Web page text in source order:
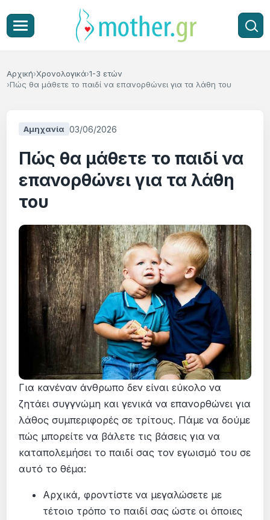
Αρχική Χρονολογικά 1-3 ετών
Πώς θα μάθετε το παιδί να επανορθώνει για τα λάθη του
Αμηχανία 03/06/2026
Πώς θα μάθετε το παιδί να
επανορθώνει για τα λάθη
του
Για κανέναν άνθρωπο δεν είναι εύκολο να
ζητάει συγγνώμη και γενικά να επανορθώνει για
λάθος συμπεριφορές σε τρίτους. Πάμε να δούμε
πώς μπορείτε να βάλετε τις βάσεις για να
καταπολεμήσει το παιδί σας τον εγωισμό του σε
αυτό το θέμα:
Αρχικά, φροντίστε να μεγαλώσετε με
τέτοιο τρόπο το παιδί σας ώστε οι όποιες